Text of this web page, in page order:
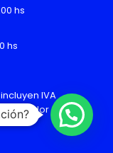
hs
hs
IVA